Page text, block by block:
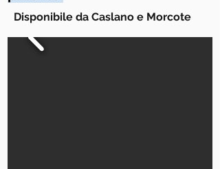
Disponibile da Caslano e Morcote